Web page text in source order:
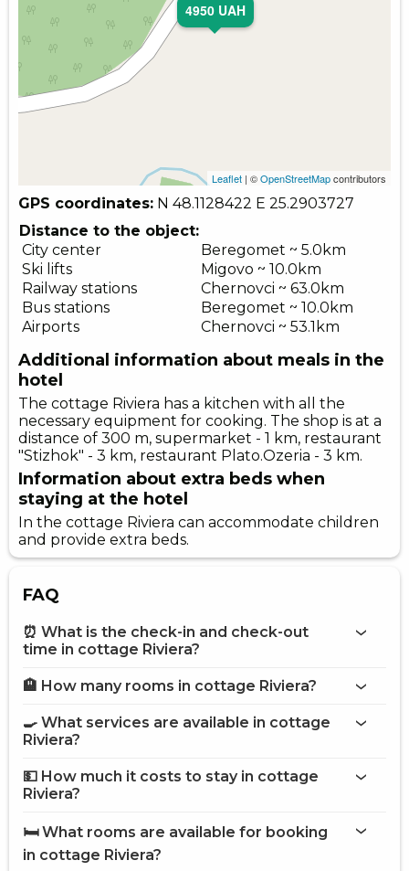
4950 UAH
Leaflet | ©OpenStreetMapcontributors
GPS coordinates: N 48.1128422 E 25.2903727
Distance to the object:
City center
Beregomet ~ 5.0km
Ski lifts
Migovo ~ 10.0km
Railway stations
Chernovci ~ 63.0km
Bus stations
Beregomet ~ 10.0km
Airports
Chernovci ~ 53.1km
Additional information about meals in the
hotel
The cottage Riviera has a kitchen with all the
necessary equipment for cooking. The shop is at a
distance of 300 m, supermarket - 1 km, restaurant
"Stizhok" - 3 km, restaurant Plato.Ozeria - 3 km.
Information about extra beds when
staying at the hotel
In the cottage Riviera can accommodate children
and provide extra beds.
FAQ
⏰ What is the check-in and check-out
time in cottage Riviera?
More information about Cottage Riviera
🏨 How many rooms in cottage Riviera?
on the website
🍳 What services are available in cottage
Riviera?
Internet
Vat
Brazier
Open pool
💵 How much it costs to stay in cottage
Riviera?
🛏️ What rooms are available for booking
in cottage Riviera?